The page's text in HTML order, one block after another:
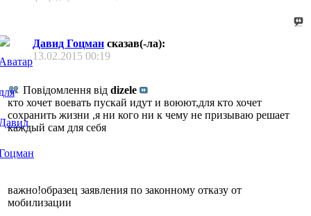
Давид Гоцман сказав(-ла):
13.02.2015 00:19
Повідомлення від dizele
кто хочет воевать пускай идут и воюют,для кто хочет
сохранить жизни ,я ни кого ни к чему не призываю решает
каждый сам для себя
важно!образец заявления по законному отказу от
мобилизации